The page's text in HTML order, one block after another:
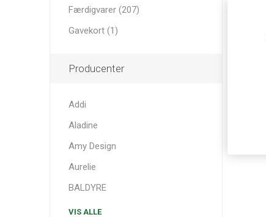
Færdigvarer (207)
Gavekort (1)
Producenter
Addi
Aladine
Amy Design
Aurelie
BALDYRE
VIS ALLE